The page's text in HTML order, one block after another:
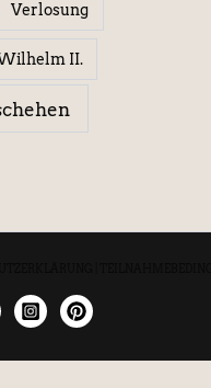
Verlosung
II.